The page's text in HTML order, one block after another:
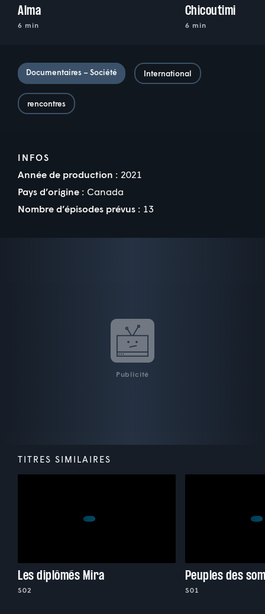
Alma
6 min
Chicoutimi
6 min
Documentaires – Société International
rencontres
INFOS
Année de production : 2021
Pays d’origine : Canada
Nombre d’épisodes prévus : 13
Publicité
TITRES SIMILAIRES
Les diplômés Mira
S02
Peuples des
S01